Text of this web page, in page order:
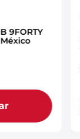
9FORTY